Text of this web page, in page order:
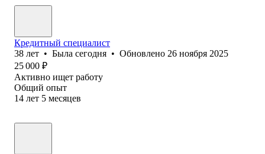
Кредитный специалист
38 лет • Была сегодня • Обновлено 26 ноября 2025
25 000 ₽
Активно ищет работу
Общий опыт
14 лет 5 месяцев